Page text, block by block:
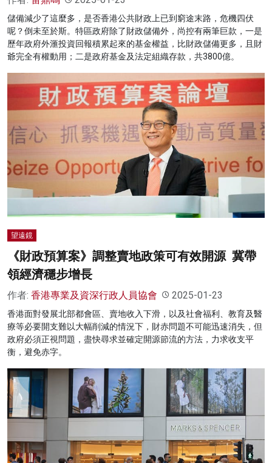
儲備減少了這麼多，是否香港公共財政上已到窮途末路，危機四伏
呢？倒未至於斯。特區政府除了財政儲備外，尚控有兩筆巨款，一是
歷年政府外滙投資回報積累起來的基金權益，比財政儲備更多，且財
爺完全有權動用；二是政府基金及法定組織存款，共3800億。
望遠鏡
《財政預算案》調整賣地政策可有效開源 冀帶
領經濟穩步增長
作者: 香港專業及資深行政人員協會 2025-01-23
香港面對發展北部都會區、賣地收入下滑，以及社會福利、教育及醫
療等必要開支難以大幅削減的情況下，財赤問題不可能迅速消失，但
政府必須正視問題，盡快尋求並確定開源節流的方法，力求收支平
衡，避免赤字。